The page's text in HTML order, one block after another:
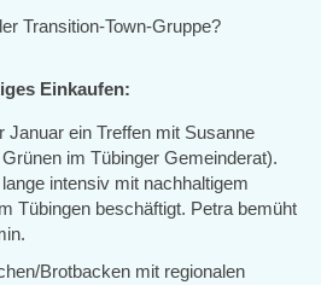
Transition-Town-Gruppe?
Einkaufen:
Januar ein Treffen mit Susanne
im Tübinger Gemeinderat).
intensiv mit nachhaltigem
Tübingen beschäftigt. Petra bemüht
Brotbacken mit regionalen